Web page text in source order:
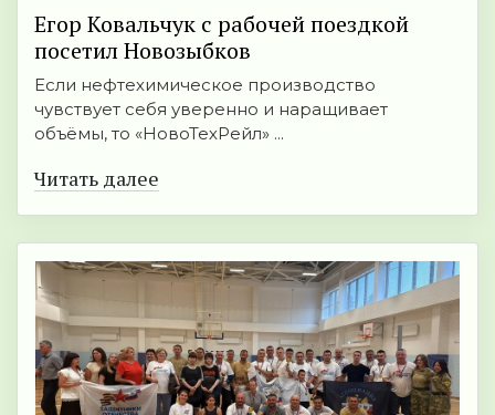
Егор Ковальчук с рабочей поездкой
посетил Новозыбков
Если нефтехимическое производство
чувствует себя уверенно и наращивает
объёмы, то «НовоТехРейл» ...
Читать далее